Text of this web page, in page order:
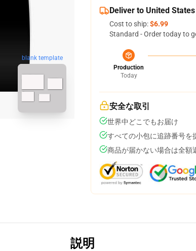
blank template
Deliver to United States
Cost to ship:$6.99
Standard - Order today to
Production
Today
安全な取引
世界中どこでもお届け
すべての小包に追跡番号を
商品が届かない場合は全額
説明